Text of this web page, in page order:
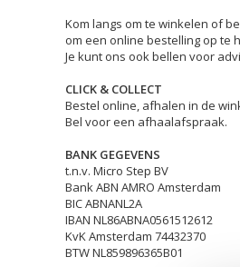
Kom langs om te winkelen of
om een online bestelling op te
Je kunt ons ook bellen voor
CLICK & COLLECT
Bestel online, afhalen in de
Bel voor een afhaalafspraak.
BANK GEGEVENS
t.n.v. Micro Step BV
Bank ABN AMRO Amsterdam
BIC ABNANL2A
IBAN NL86ABNA0561512612
KvK Amsterdam 74432370
BTW NL859896365B01